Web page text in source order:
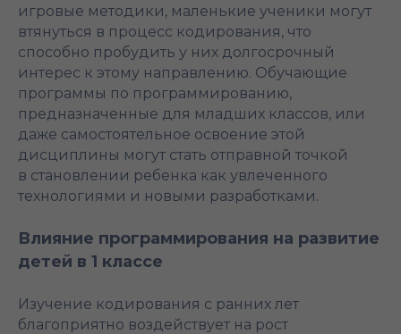
игровые методики, маленькие ученики могут
втянуться в процесс кодирования, что
способно пробудить у них долгосрочный
интерес к этому направлению. Обучающие
программы по программированию,
предназначенные для младших классов, или
даже самостоятельное освоение этой
дисциплины могут стать отправной точкой
в становлении ребенка как увлеченного
технологиями и новыми разработками.
Влияние программирования на развитие
детей в 1 классе
Изучение кодирования с ранних лет
благоприятно воздействует на рост